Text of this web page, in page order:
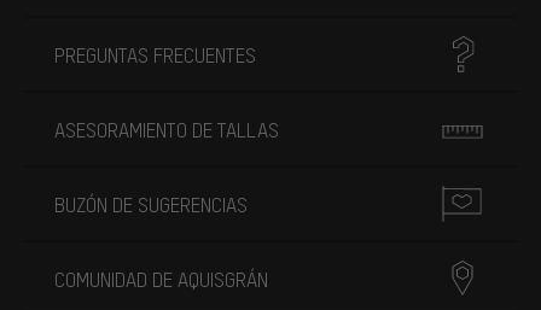
PREGUNTAS FRECUENTES
ASESORAMIENTO DE TALLAS
BUZÓN DE SUGERENCIAS
COMUNIDAD DE AQUISGRÁN